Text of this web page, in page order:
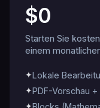
$0
Starten Sie
einem
✦Lokale
✦PDF-Vorschau
✦